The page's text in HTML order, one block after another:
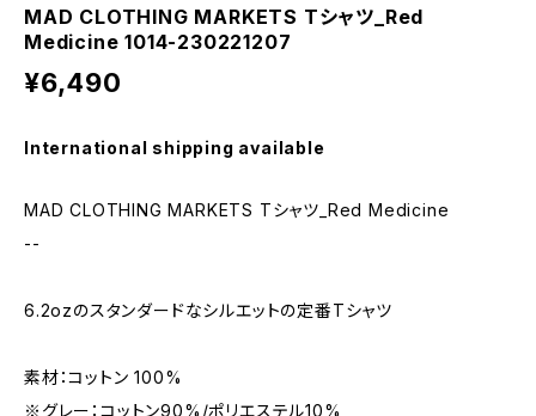
MAD CLOTHING MARKETS Tシャツ_Red
Medicine 1014-230221207
¥6,490
International shipping available
MAD CLOTHING MARKETS Tシャツ_Red Medicine
--
6.2ozのスタンダードなシルエットの定番Tシャツ
素材：コットン 100%
※グレー：コットン90%/ポリエステル10%